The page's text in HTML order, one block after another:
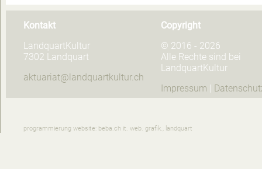
Kontakt
LandquartKultur
7302 Landquart
aktuariat@landquartkultur.ch
Copyright
© 2016 - 2026
Alle Rechte sind bei
LandquartKultur
Impressum |
programmierung website: beba.ch it. web. grafik., landquart